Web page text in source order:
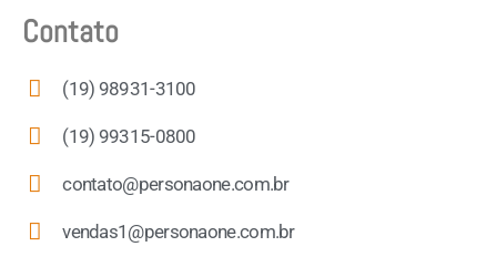
Contato
(19) 98931-3100
(19) 99315-0800
contato@personaone.com.br
vendas1@personaone.com.br